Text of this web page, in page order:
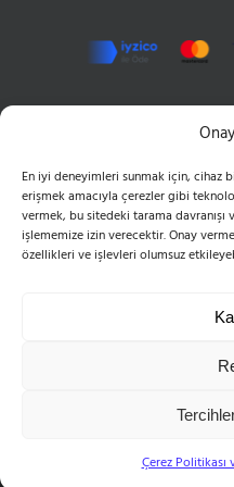
En iyi deneyimleri sunmak için, cihaz
erişmek amacıyla çerezler gibi
vermek, bu sitedeki tarama
işlememize izin verecektir. Onay
özellikleri ve işlevleri olumsuz
Çerez Politikası
Hızır Reis Sokak No: 16
Phone:0216 399 10 50
Mobile:0555 654 61 83
Email:bilgi@esvoleybol.com
Telif Hakkı 2004-2025 ES Spor